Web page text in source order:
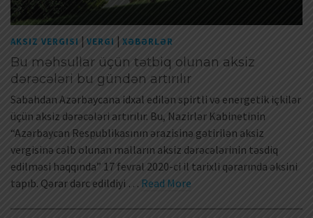
AKSIZ VERGISI | VERGI | XƏBƏRLƏR
Bu məhsullar üçün tətbiq olunan aksiz
dərəcələri bu gündən artırılır
Sabahdan Azərbaycana idxal edilən spirtli və energetik içkilər
üçün aksiz dərəcələri artırılır. Bu, Nazirlər Kabinetinin
“Azərbaycan Respublikasının ərazisinə gətirilən aksiz
vergisinə cəlb olunan malların aksiz dərəcələrinin təsdiq
edilməsi haqqında” 17 fevral 2020-ci il tarixli qərarında əksini
tapıb. Qərar dərc edildiyi … Read More